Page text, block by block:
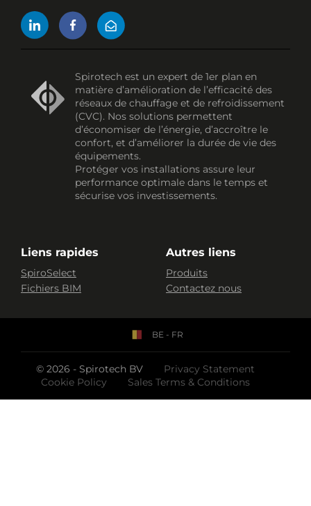
Spirotech est un expert de 1er plan en
matière d’amélioration de l’efficacité des
réseaux de chauffage et de refroidissement
(CVC). Nos solutions permettent
d’économiser de l’énergie, d’accroître le
confort, et d’améliorer la durée de vie des
équipements.
Protéger vos installations assure leur
performance optimale dans le temps et
sécurise vos investissements.
Liens rapides
SpiroSelect
Fichiers BIM
Autres liens
Produits
Contactez nous
© 2026 - Spirotech BV
Privacy Statement
Cookie Policy
Sales Terms & Conditions
BE - FR